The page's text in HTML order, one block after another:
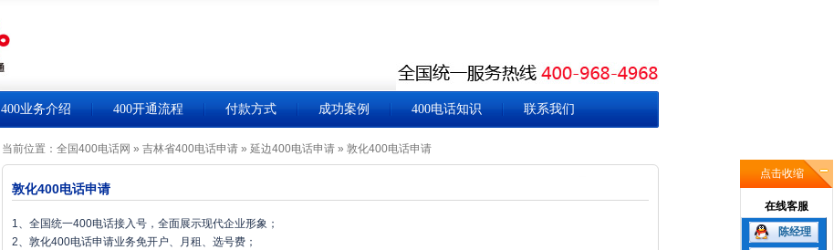
400业务介绍 400开通流程 付款方式 成功案例 400电话知识 联系我们
当前位置： 全国400电话网 » 吉林省400电话申请 » 延边400电话申请 » 敦化400电话申请
敦化400电话申请
1、全国统一400电话接入号，全面展示现代企业形象；
2、敦化400电话申请业务免开户、月租、选号费；
点击收缩
在线客服
陈经理